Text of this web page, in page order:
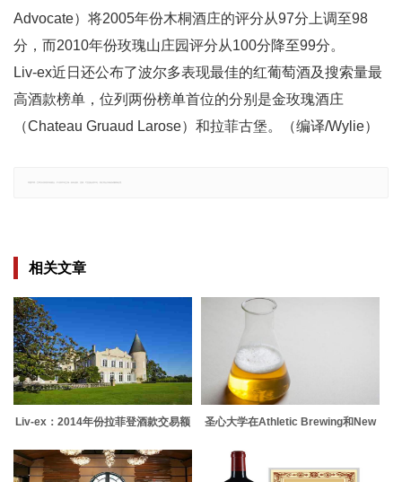
Advocate）将2005年份木桐酒庄的评分从97分上调至98
分，而2010年份玫瑰山庄园评分从100分降至99分。
Liv-ex近日还公布了波尔多表现最佳的红葡萄酒及搜索量最
高酒款榜单，位列两份榜单首位的分别是金玫瑰酒庄
（Chateau Gruaud Larose）和拉菲古堡。（编译/Wylie）
相关文章
Liv-ex：2014年份拉菲登酒款交易额
圣心大学在Athletic Brewing和New
项多样性酿造奖学金